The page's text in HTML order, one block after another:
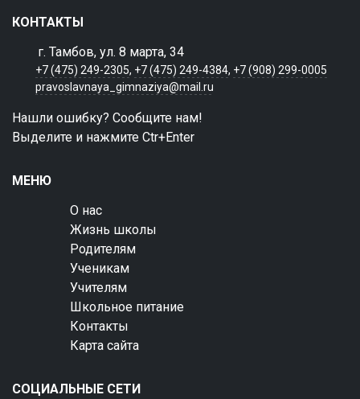
КОНТАКТЫ
г. Тамбов, ул. 8 марта, 34
+7 (475) 249-2305, +7 (475) 249-4384, +7 (908) 299-0005
pravoslavnaya_gimnaziya@mail.ru
Нашли ошибку? Сообщите нам!
Выделите и нажмите Ctr+Enter
МЕНЮ
О нас
Жизнь школы
Родителям
Ученикам
Учителям
Школьное питание
Контакты
Карта сайта
СОЦИАЛЬНЫЕ СЕТИ